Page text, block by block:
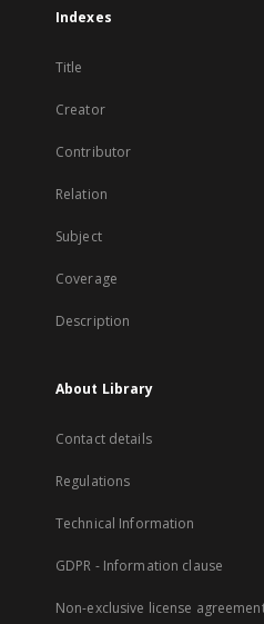
Indexes
Title
Creator
Contributor
Relation
Subject
Coverage
Description
About Library
Contact details
Regulations
Technical Information
GDPR - Information clause
Non-exclusive license